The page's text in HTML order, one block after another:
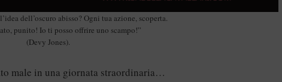
dell’oscuro abisso? Ogni tua azione, scoperta.
punito! Io ti posso offrire uno scampo!”
(Devy Jones).
male in una giornata straordinaria…